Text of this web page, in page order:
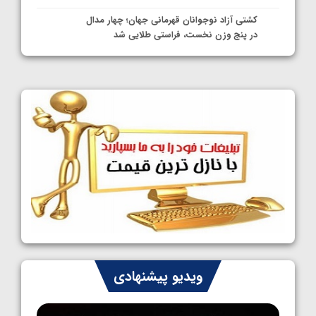
کشتی آزاد نوجوانان قهرمانی جهان؛ چهار مدال
در پنج وزن نخست، فراستی طلایی شد
1405/05/11
کشتی آزاد نوجوانان جهان؛ رقبای نمایندگان
ایران مشخص شدند
1405/05/08
کشتی فرنگی نوجوانان جهان؛ سکوی تیمی
سوم برای ایران
1405/05/07
ایران چشم به راه چهار مدال در پنج وزن دوم
کشتی فرنگی نوجوانان جهان
1405/05/06
ویدیو پیشنهادی